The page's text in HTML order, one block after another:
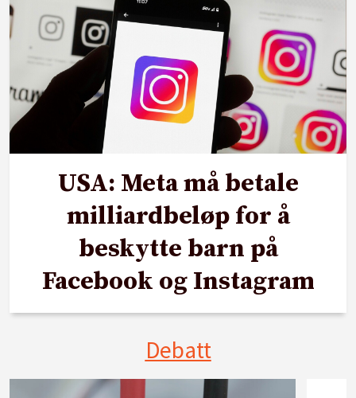
USA: Meta må betale
milliardbeløp for å
beskytte barn på
Facebook og Instagram
Debatt